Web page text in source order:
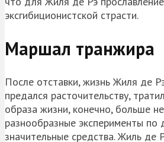
эксгибиционистской страсти.
Маршал транжира
После отставки, жизнь Жиля де
предался расточительству,
образа жизни, конечно, больше
разнообразные эксперименты
значительные средства. Жиль де